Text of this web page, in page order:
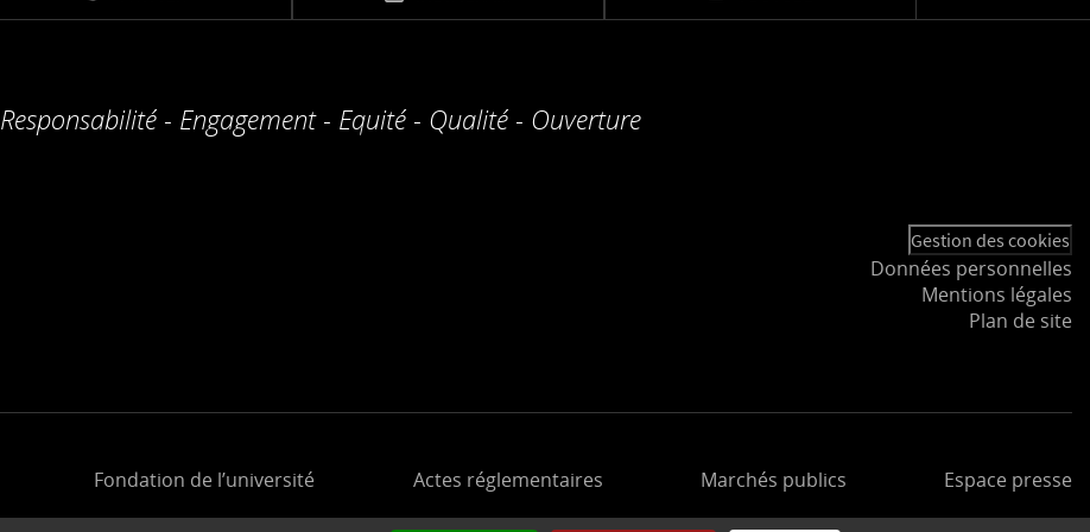
Responsabilité - Engagement - Equité - Qualité - Ouverture
Gestion des cookies
Données personnelles
Mentions légales
Plan de site
Fondation de l’université Actes réglementaires Marchés publics Espace presse